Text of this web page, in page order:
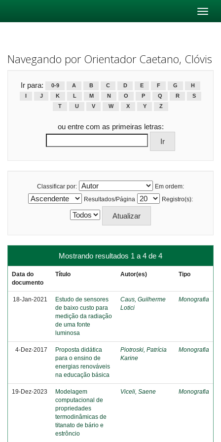
Navegando por Orientador Caetano, Clóvis
Ir para: 0-9 A B C D E F G
H
J K L M N O P Q R
S
T
U V W X Y Z
ou entre com as primeiras letras:
Classificar por:
Em ordem:
Resultados/Página
Registro(s):
Mostrando resultados 1 a 4 de 4
Data do
documento
Título Autor(es) Tipo
18-Jan-2021
Estudo de sensores
de baixo custo para
medição da radiação
de uma fonte
luminosa
Caus, Guilherme
Lotici
Monografia
4-Dez-2017
Proposta didática
para o ensino de
energias renováveis
na educação básica
Piotroski, Patrícia
Karine
Monografia
19-Dez-2023
Modelagem
computacional de
propriedades
termodinâmicas de
titanato de bário e
estrôncio
Viceli, Saene Monografia